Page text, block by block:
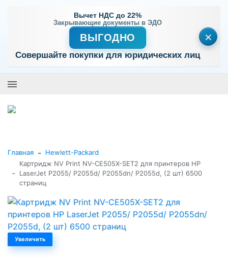
Вычет НДС до 22%
Закрывающие документы в ЭДО
ВЫГОДНО
Совершайте покупки для юридических лиц
×
Главная - Hewlett-Packard
-
Картридж NV Print NV-CE505X-SET2 для принтеров HP
LaserJet P2055/ P2055d/ P2055dn/ P2055d, (2 шт) 6500
страниц
Увеличить